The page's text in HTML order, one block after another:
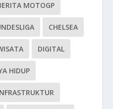
MOTOGP
CHELSEA
DIGITAL
HIDUP